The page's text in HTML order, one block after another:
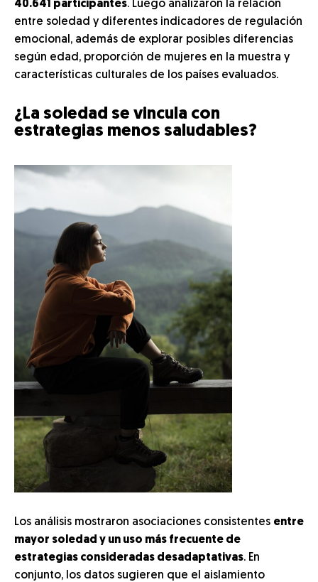
40.641 participantes. Luego analizaron la relación
entre soledad y diferentes indicadores de regulación
emocional, además de explorar posibles diferencias
según edad, proporción de mujeres en la muestra y
características culturales de los países evaluados.
¿La soledad se vincula con
estrategias menos saludables?
Los análisis mostraron asociaciones consistentes entre
mayor soledad y un uso más frecuente de
estrategias consideradas desadaptativas. En
conjunto, los datos sugieren que el aislamiento